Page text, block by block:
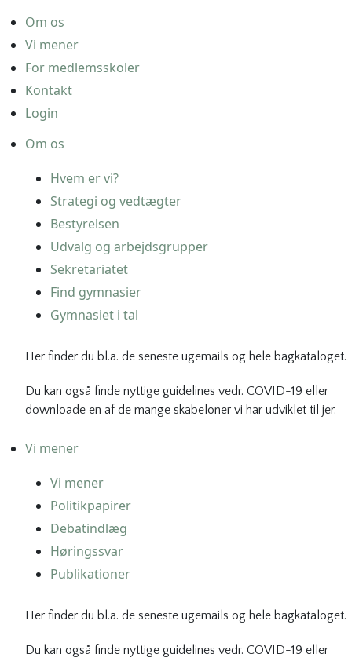
Om os
Vi mener
For medlemsskoler
Kontakt
Login
Om os
Hvem er vi?
Strategi og vedtægter
Bestyrelsen
Udvalg og arbejdsgrupper
Sekretariatet
Find gymnasier
Gymnasiet i tal
Her finder du bl.a. de seneste ugemails og hele bagkataloget.
Du kan også finde nyttige guidelines vedr. COVID-19 eller
downloade en af de mange skabeloner vi har udviklet til jer.
Vi mener
Vi mener
Politikpapirer
Debatindlæg
Høringssvar
Publikationer
Her finder du bl.a. de seneste ugemails og hele bagkataloget.
Du kan også finde nyttige guidelines vedr. COVID-19 eller